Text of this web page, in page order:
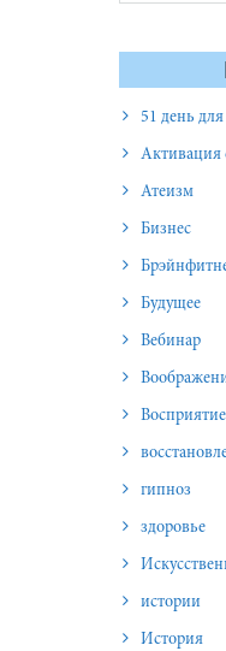
51 день
Активация
Атеизм
Бизнес
Будущее
Вебинар
гипноз
здоровье
истории
История